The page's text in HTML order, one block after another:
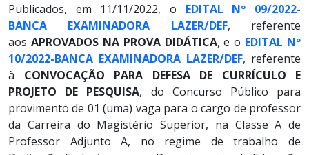
Publicados, em 11/11/2022, o EDITAL Nº 09/2022-
BANCA EXAMINADORA LAZER/DEF, referente
aos APROVADOS NA PROVA DIDÁTICA, e o EDITAL Nº
10/2022-BANCA EXAMINADORA LAZER/DEF, referente
à CONVOCAÇÃO PARA DEFESA DE CURRÍCULO E
PROJETO DE PESQUISA, do Concurso Público para
provimento de 01 (uma) vaga para o cargo de professor
da Carreira do Magistério Superior, na Classe A de
Professor Adjunto A, no regime de trabalho de